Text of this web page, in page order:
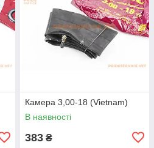
Камера 3,00-18 (Vietnam)
В наявності
383 ₴